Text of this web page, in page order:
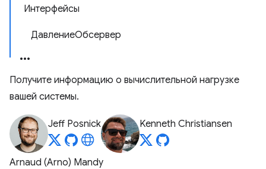
Интерфейсы
ДавлениеОбсервер
Получите информацию о вычислительной нагрузке
вашей системы.
Jeff Posnick Kenneth Christiansen
Arnaud (Arno) Mandy